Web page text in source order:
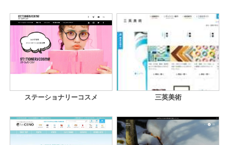
ステーショナリーコスメ 三英美術